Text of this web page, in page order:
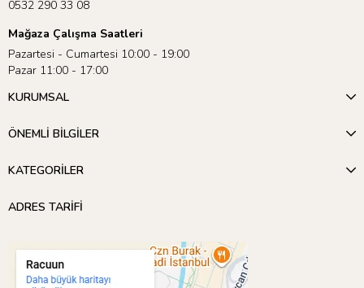
0532 290 33 08
Mağaza Çalışma Saatleri
Pazartesi - Cumartesi 10:00 - 19:00
Pazar 11:00 - 17:00
KURUMSAL
ÖNEMLİ BİLGİLER
KATEGORİLER
ADRES TARİFİ